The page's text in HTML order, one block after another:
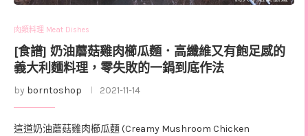
肉類料理 Meat Dishes
[食譜] 奶油蘑菇雞肉櫛瓜麵．高纖維又有飽足感的
義大利麵料理，零失敗的一鍋到底作法
by borntoshop 2021-11-14
這道奶油蘑菇雞肉櫛瓜麵 (Creamy Mushroom Chicken